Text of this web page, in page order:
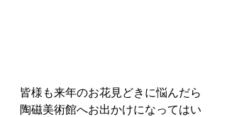
皆様も来年のお花見どきに悩んだら
陶磁美術館へお出かけになってはい